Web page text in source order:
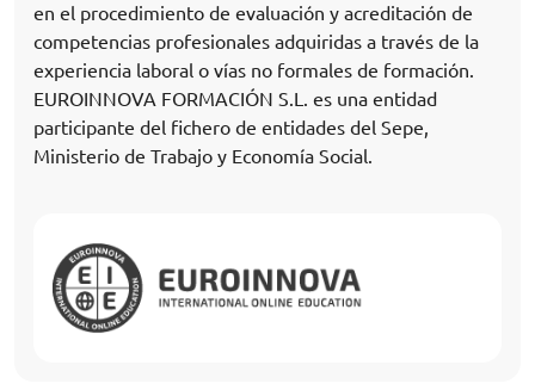
en el procedimiento de evaluación y acreditación de
competencias profesionales adquiridas a través de la
experiencia laboral o vías no formales de formación.
EUROINNOVA FORMACIÓN S.L. es una entidad
participante del fichero de entidades del Sepe,
Ministerio de Trabajo y Economía Social.